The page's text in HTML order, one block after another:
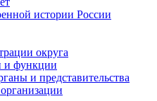
истории России
округа
и функции
и представительства